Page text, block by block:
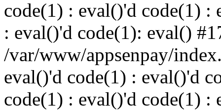
code(1) : eval()'d code(1) :
: eval()'d code(1): eval()
/var/www/appsenpay/
eval()'d code(1) : eval()'d
code(1) : eval()'d code(1) :